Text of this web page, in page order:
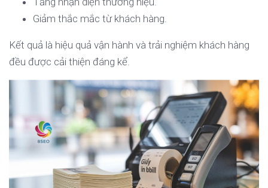
Giảm thắc mắc từ khách hàng.
Kết quả là hiệu quả vận hành và trải nghiệm khách hàng
đều được cải thiện đáng kể.